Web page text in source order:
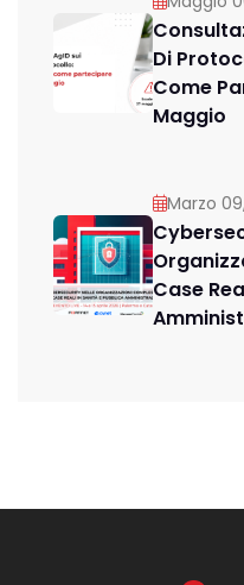
Di
Come
Maggio
Marzo
Case